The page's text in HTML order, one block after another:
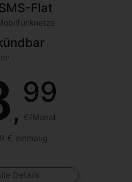
Flat
,
99
€/Monat
€ einmalig
Details